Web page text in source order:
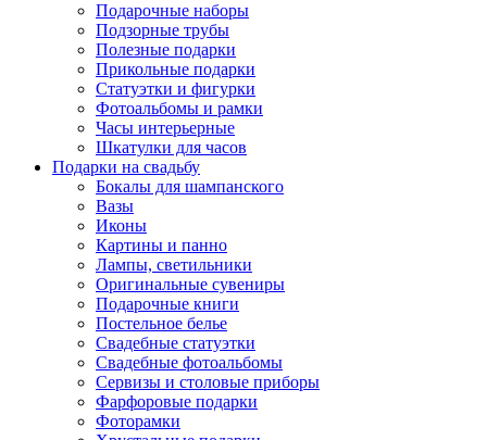
Подарочные наборы
Подзорные трубы
Полезные подарки
Прикольные подарки
Статуэтки и фигурки
Фотоальбомы и рамки
Часы интерьерные
Шкатулки для часов
Подарки на свадьбу
Бокалы для шампанского
Вазы
Иконы
Картины и панно
Лампы, светильники
Оригинальные сувениры
Подарочные книги
Постельное белье
Свадебные статуэтки
Свадебные фотоальбомы
Сервизы и столовые приборы
Фарфоровые подарки
Фоторамки